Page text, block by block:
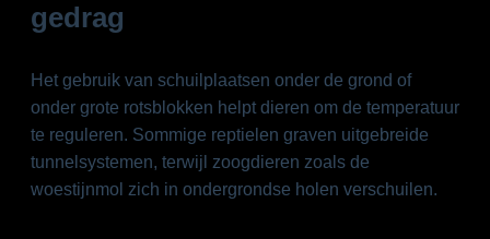
gedrag
Het gebruik van schuilplaatsen onder de grond of
onder grote rotsblokken helpt dieren om de temperatuur
te reguleren. Sommige reptielen graven uitgebreide
tunnelsystemen, terwijl zoogdieren zoals de
woestijnmol zich in ondergrondse holen verschuilen.